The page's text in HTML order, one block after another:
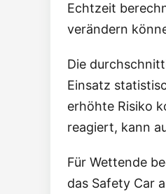
Echtzeit
verändern
Die
Einsatz
erhöhte Risiko
reagiert, kann
Für Wettende
das Safety Car